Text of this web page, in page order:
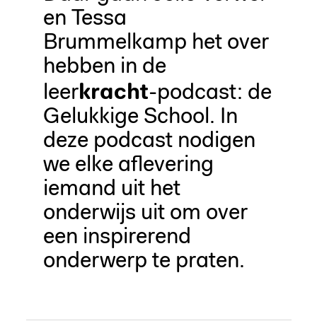
en Tessa
Brummelkamp het over
hebben in de
leerkracht-podcast: de
Gelukkige School. In
deze podcast nodigen
we elke aflevering
iemand uit het
onderwijs uit om over
een inspirerend
onderwerp te praten.